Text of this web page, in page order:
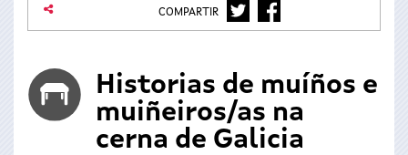
COMPARTIR TWITTERFACEBOOK
Historias de muíños e
muiñeiros/as na
cerna de Galicia